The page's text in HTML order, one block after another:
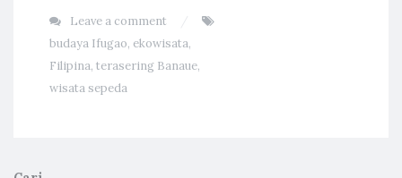
Leave a comment
budaya Ifugao, ekowisata,
Filipina, terasering Banaue,
wisata sepeda